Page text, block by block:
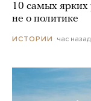
10 самых
не о политике
ИСТОРИИ час назад